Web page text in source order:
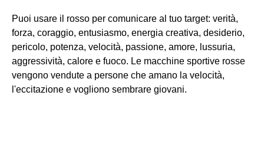
Puoi usare il rosso per comunicare al tuo target: verità,
forza, coraggio, entusiasmo, energia creativa, desiderio,
pericolo, potenza, velocità, passione, amore, lussuria,
aggressività, calore e fuoco. Le macchine sportive rosse
vengono vendute a persone che amano la velocità,
l'eccitazione e vogliono sembrare giovani.